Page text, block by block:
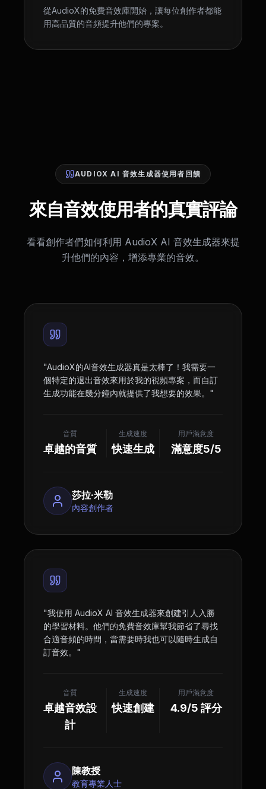
從AudioX的免費音效庫開始，讓每位創作者都能
用高品質的音頻提升他們的專案。
AUDIOX AI 音效生成器使用者回饋
來自音效使用者的真實評論
看看創作者們如何利用 AudioX AI 音效生成器來提
升他們的內容，增添專業的音效。
"AudioX的AI音效生成器真是太棒了！我需要一
個特定的退出音效來用於我的視頻專案，而自訂
生成功能在幾分鐘內就提供了我想要的效果。 "
音質
卓越的音質
生成速度
快速生成
用戶滿意度
滿意度5/5
莎拉·米勒
內容創作者
"我使用 AudioX AI 音效生成器來創建引人入勝
的學習材料。他們的免費音效庫幫我節省了尋找
合適音頻的時間，當需要時我也可以隨時生成自
訂音效。 "
音質
卓越音效設
計
生成速度
快速創建
用戶滿意度
4.9/5 評分
陳教授
教育專業人士